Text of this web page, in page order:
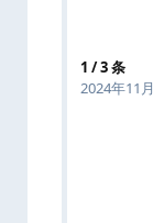
1 /3条
2024年11月